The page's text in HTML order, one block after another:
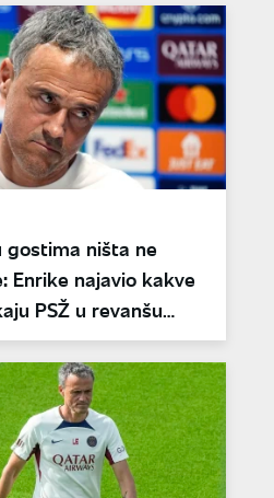
gostima ništa ne
Enrike najavio kakve
PSŽ u revanšu